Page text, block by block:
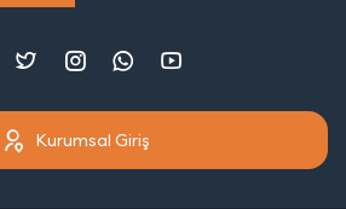
Kurumsal Giriş